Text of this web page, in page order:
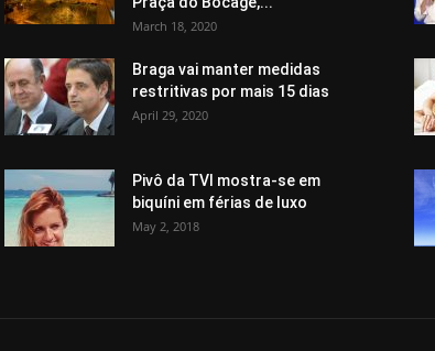
March 18, 2020
Braga vai manter medidas
restritivas por mais 15 dias
April 29, 2020
Pivô da TVI mostra-se em
biquíni em férias de luxo
May 2, 2018